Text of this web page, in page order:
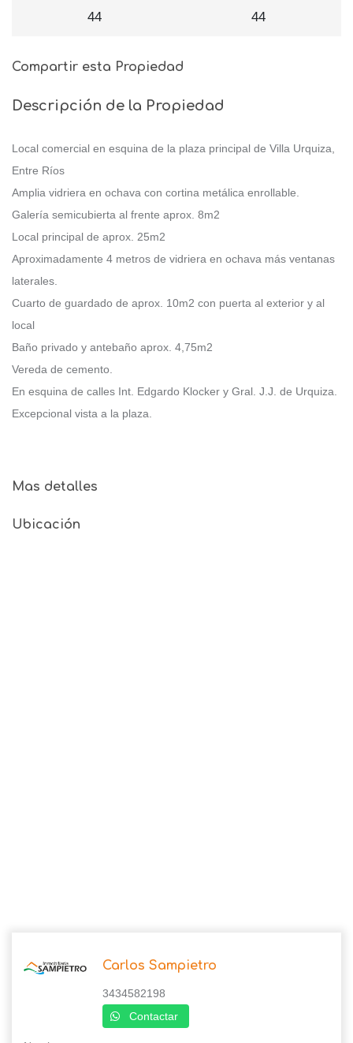
44 44
Compartir esta Propiedad
Descripción de la Propiedad
Local comercial en esquina de la plaza principal de Villa Urquiza,
Entre Ríos
Amplia vidriera en ochava con cortina metálica enrollable.
Galería semicubierta al frente aprox. 8m2
Local principal de aprox. 25m2
Aproximadamente 4 metros de vidriera en ochava más ventanas
laterales.
Cuarto de guardado de aprox. 10m2 con puerta al exterior y al
local
Baño privado y antebaño aprox. 4,75m2
Vereda de cemento.
En esquina de calles Int. Edgardo Klocker y Gral. J.J. de Urquiza.
Excepcional vista a la plaza.
Mas detalles
Ubicación
Carlos Sampietro
3434582198
Contactar